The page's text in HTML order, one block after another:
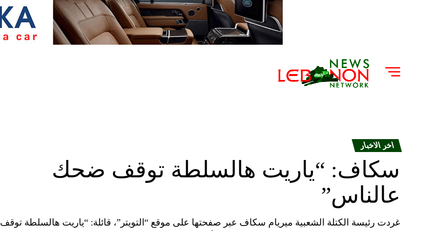
اخر الاخبار
سكاف: “ياريت هالسلطة توقف ضحك
عالناس”
غردت رئيسة الكتلة الشعبية ميريام سكاف عبر صفحتها على موقع “التويتر”، قائلة: “ياريت هالسلطة توقف